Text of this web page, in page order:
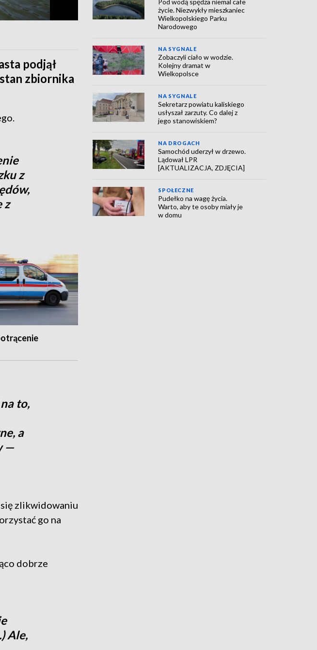
podjął
zbiornika
z
z
to,
a
—
zlikwidowaniu
go na
dobrze
Ale,
życie. Niezwykły mieszkaniec
Wielkopolskiego Parku
Narodowego
NA SYGNALE
Zobaczyli ciało w wodzie.
Kolejny dramat w
Wielkopolsce
NA SYGNALE
Sekretarz powiatu kaliskiego
usłyszał zarzuty. Co dalej z
jego stanowiskiem?
NA DROGACH
Samochód uderzył w drzewo.
Lądował LPR
[AKTUALIZACJA, ZDJĘCIA]
SPOŁECZNE
Pudełko na wagę życia.
Warto, aby te osoby miały je
w domu